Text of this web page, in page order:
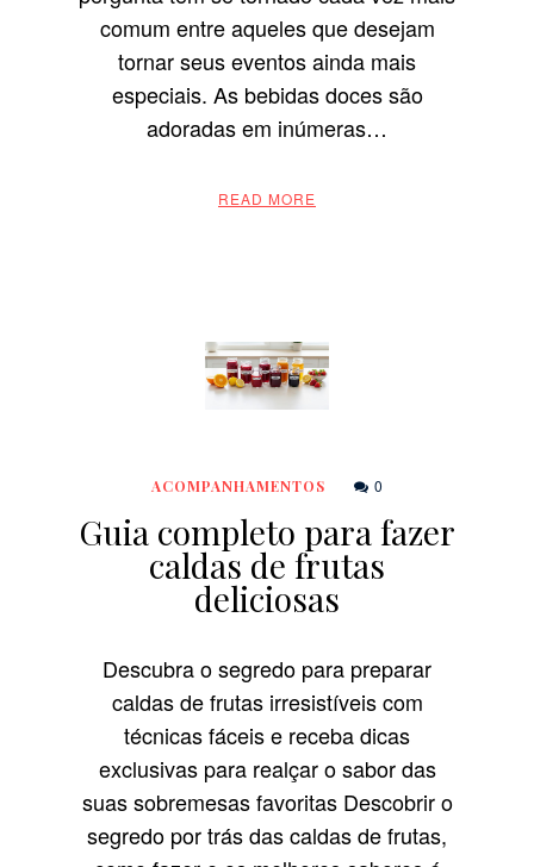
comum entre aqueles que desejam
tornar seus eventos ainda mais
especiais. As bebidas doces são
adoradas em inúmeras…
READ MORE
ACOMPANHAMENTOS 0
Guia completo para fazer
caldas de frutas
deliciosas
Descubra o segredo para preparar
caldas de frutas irresistíveis com
técnicas fáceis e receba dicas
exclusivas para realçar o sabor das
suas sobremesas favoritas Descobrir o
segredo por trás das caldas de frutas,